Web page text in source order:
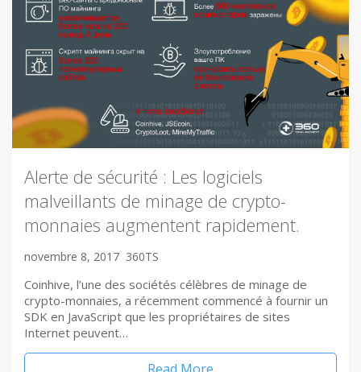
Alerte de sécurité : Les logiciels
malveillants de minage de crypto-
monnaies augmentent rapidement.
novembre 8, 2017 360TS
Coinhive, l’une des sociétés célèbres de minage de
crypto-monnaies, a récemment commencé à fournir un
SDK en JavaScript que les propriétaires de sites
Internet peuvent…